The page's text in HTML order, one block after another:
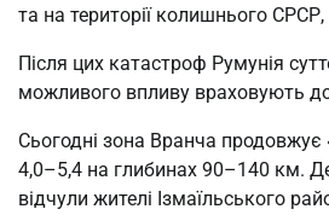
та на території колишнього
Після цих катастроф Румунія
можливого впливу враховують
Сьогодні зона Вранча
4,0–5,4 на глибинах 90–140 км.
відчули жителі Ізмаїльського